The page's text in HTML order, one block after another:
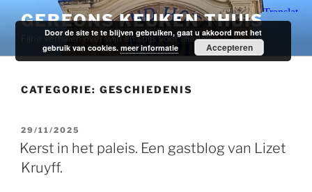
naar
inhoud
GEREONS KEUKEN THUIS
Fijne verhalen over wijn en spijs voor alledag.
CATEGORIE: GESCHIEDENIS
GEPLAATST
OP
29/11/2025
Kerst in het paleis. Een gastblog van Lizet
Kruyff.
Door de site te te blijven gebruiken, gaat u akkoord met het
gebruik van cookies.meer informatie Accepteren